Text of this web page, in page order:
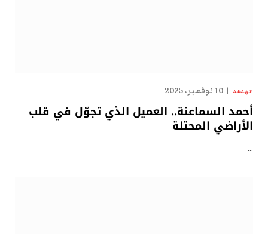
الهدهد 10 نوفمبر، 2025
أحمد السماعنة.. العميل الذي تجوّل في قلب
الأراضي المحتلة
…